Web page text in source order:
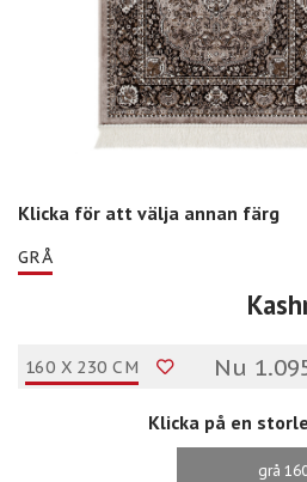
Klicka för att välja annan färg
GRÅ
160 X 230 CM Nu
Klicka på en
grå